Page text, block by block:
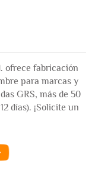
ofrece fabricación
para marcas y
GRS, más de 50
días). ¡Solicite un